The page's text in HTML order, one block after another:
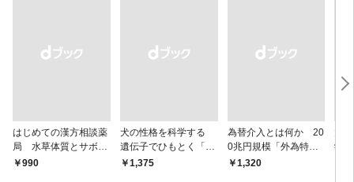
はじめての漢方相談薬
局 水草体質とサボテ
ン体質
￥990
犬の性格を科学する
遺伝子でひもとく「最
良の友」の進化
￥1,375
為替介入とは何か 20
0兆円規模「外為特
会」が生まれた謎
￥1,320
学